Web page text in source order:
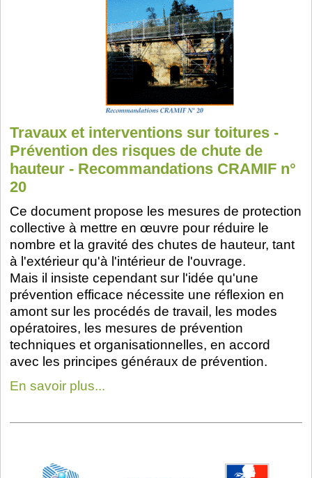
Travaux et interventions sur toitures -
Prévention des risques de chute de
hauteur - Recommandations CRAMIF n°
20
Ce document propose les mesures de protection
collective à mettre en œuvre pour réduire le
nombre et la gravité des chutes de hauteur, tant
à l'extérieur qu'à l'intérieur de l'ouvrage.
Mais il insiste cependant sur l'idée qu'une
prévention efficace nécessite une réflexion en
amont sur les procédés de travail, les modes
opératoires, les mesures de prévention
techniques et organisationnelles, en accord
avec les principes généraux de prévention.
En savoir plus...